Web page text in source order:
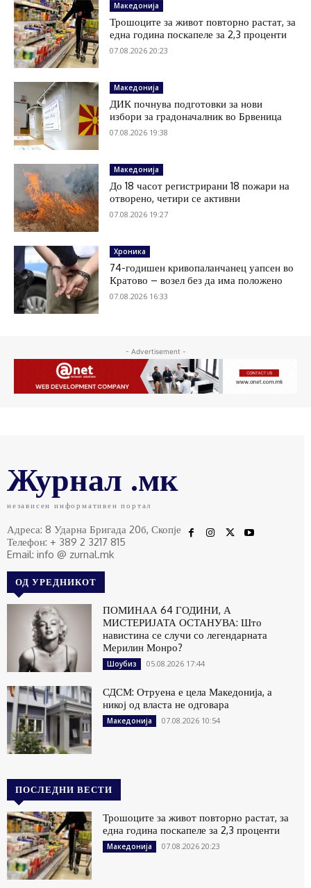
Македонија
Трошоците за живот повторно растат, за
една година поскапеле за 2,3 проценти
07.08.2026 20:23
Македонија
ДИК почнува подготовки за нови
избори за градоначалник во Брвеница
07.08.2026 19:38
Македонија
До 18 часот регистрирани 18 пожари на
отворено, четири се активни
07.08.2026 19:27
Хроника
74-годишен кривопаланчанец уапсен во
Кратово – возел без да има положено
07.08.2026 16:33
- Advertisement -
Журнал .мк
независен информативен портал
Адреса: 8 Ударна Бригада 20б, Скопје
Телефон: + 389 2 3217 815
Email: info @ zurnal.mk
ОД УРЕДНИКОТ
ПОМИНАА 64 ГОДИНИ, А
МИСТЕРИЈАТА ОСТАНУВА: Што
навистина се случи со легендарната
Мерилин Монро?
Шоубиз 05.08.2026 17:44
СДСМ: Отруена е цела Македонија, а
никој од власта не одговара
Македонија 07.08.2026 10:54
ПОСЛЕДНИ ВЕСТИ
Трошоците за живот повторно растат, за
една година поскапеле за 2,3 проценти
Македонија 07.08.2026 20:23